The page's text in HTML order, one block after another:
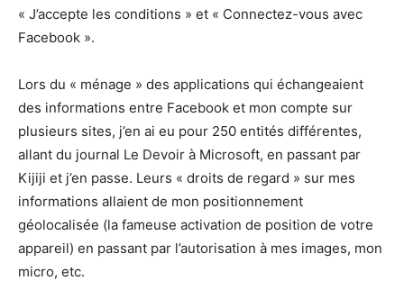
« J’accepte les conditions » et « Connectez-vous avec
Facebook ».
Lors du « ménage » des applications qui échangeaient
des informations entre Facebook et mon compte sur
plusieurs sites, j’en ai eu pour 250 entités différentes,
allant du journal Le Devoir à Microsoft, en passant par
Kijiji et j’en passe. Leurs « droits de regard » sur mes
informations allaient de mon positionnement
géolocalisée (la fameuse activation de position de votre
appareil) en passant par l’autorisation à mes images, mon
micro, etc.